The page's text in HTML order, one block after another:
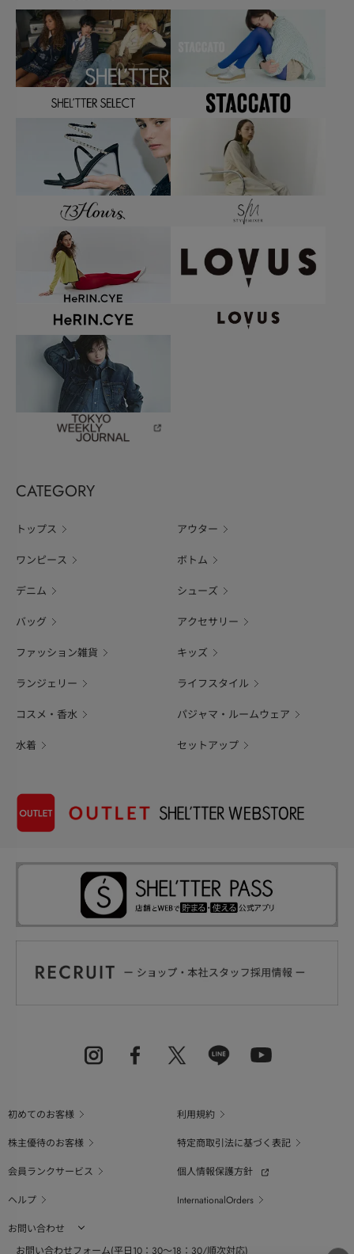
CATEGORY
トップス アウター
ワンピース ボトム
デニム シューズ
バッグ アクセサリー
ファッション雑貨 キッズ
ランジェリー ライフスタイル
コスメ・香水 パジャマ・ルームウェア
水着 セットアップ
初めてのお客様
利用規約
株主優待のお客様
特定商取引法に基づく表記
会員ランクサービス
個人情報保護方針
ヘルプ
InternationalOrders
お問い合わせ
お問い合わせフォーム(平日10：30～18：30/順次対応)